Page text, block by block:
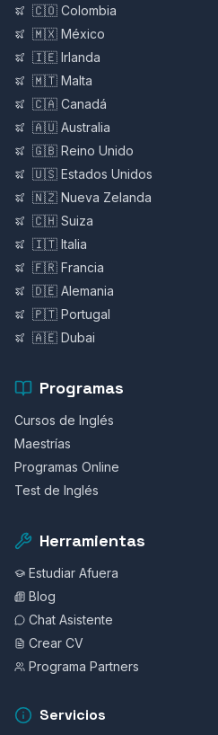
🇨🇴 Colombia
🇲🇽 México
🇮🇪 Irlanda
🇲🇹 Malta
🇨🇦 Canadá
🇦🇺 Australia
🇬🇧 Reino Unido
🇺🇸 Estados Unidos
🇳🇿 Nueva Zelanda
🇨🇭 Suiza
🇮🇹 Italia
🇫🇷 Francia
🇩🇪 Alemania
🇵🇹 Portugal
🇦🇪 Dubai
Programas
Cursos de Inglés
Maestrías
Programas Online
Test de Inglés
Herramientas
Estudiar Afuera
Blog
Chat Asistente
Crear CV
Programa Partners
Servicios